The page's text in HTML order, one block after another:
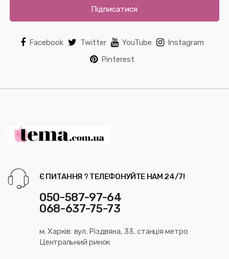
Підписатися
Facebook Twitter YouTube
Instagram
Pinterest
Є ПИТАННЯ ? ТЕЛЕФОНУЙТЕ НАМ 24/7!
050-587-97-64
068-637-75-73
м. Харків: вул. Різдвяна, 33, станція метро
Центральний ринок